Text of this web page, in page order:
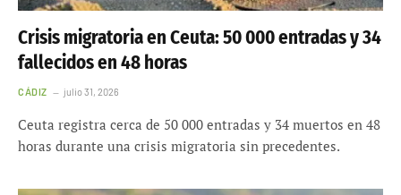
Crisis migratoria en Ceuta: 50 000 entradas y 34
fallecidos en 48 horas
CÁDIZ julio 31, 2026
Ceuta registra cerca de 50 000 entradas y 34 muertos en 48
horas durante una crisis migratoria sin precedentes.